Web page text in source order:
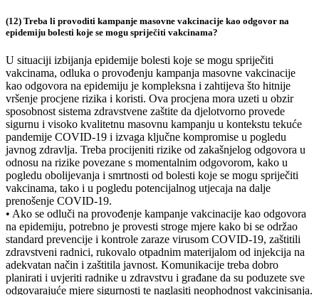
(12) Treba li provoditi kampanje masovne vakcinacije kao odgovor na
epidemiju bolesti koje se mogu spriječiti vakcinama?
U situaciji izbijanja epidemije bolesti koje se mogu spriječiti
vakcinama, odluka o provođenju kampanja masovne vakcinacije
kao odgovora na epidemiju je kompleksna i zahtijeva što hitnije
vršenje procjene rizika i koristi. Ova procjena mora uzeti u obzir
sposobnost sistema zdravstvene zaštite da djelotvorno provede
sigurnu i visoko kvalitetnu masovnu kampanju u kontekstu tekuće
pandemije COVID-19 i izvaga ključne kompromise u pogledu
javnog zdravlja. Treba procijeniti rizike od zakašnjelog odgovora u
odnosu na rizike povezane s momentalnim odgovorom, kako u
pogledu obolijevanja i smrtnosti od bolesti koje se mogu spriječiti
vakcinama, tako i u pogledu potencijalnog utjecaja na dalje
prenošenje COVID-19.
• Ako se odluči na provođenje kampanje vakcinacije kao odgovora
na epidemiju, potrebno je provesti stroge mjere kako bi se održao
standard prevencije i kontrole zaraze virusom COVID-19, zaštitili
zdravstveni radnici, rukovalo otpadnim materijalom od injekcija na
adekvatan način i zaštitila javnost. Komunikacije treba dobro
planirati i uvjeriti radnike u zdravstvu i građane da su poduzete sve
odgovarajuće mjere sigurnosti te naglasiti neophodnost vakcinisanja.